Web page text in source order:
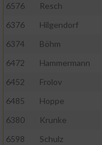
6576
Resch
6376
Hilgendorf
6374
Böhm
6472
Hammermann
6452
Frolov
6485
Hoppe
6380
Krunke
6598
Schulz